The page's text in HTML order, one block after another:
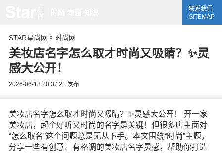
联系我们
SITEMAP
STAR星尚网 》 时尚网
美妆店名字怎么取才时尚又吸睛？✨灵
感大公开！
2026-06-18 20:37:21 发布
美妆店名字怎么取才 时尚又吸睛？✨灵感大公开！ 开一家
美妆店，起个好听又时尚的名字是关键！但很多店主面对
“怎么取名”这个问题总是无从下手。本文围绕“时尚”主题，
分享一些有创意、有格调的美妆店名字灵感，帮助你打造